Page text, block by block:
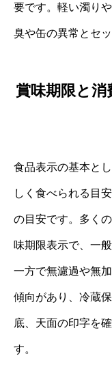
要です。軽い濁り
臭や缶の異常とセ
賞味期限と
食品表示の基本と
しく食べられる目
の目安です。多く
味期限表示で、一
一方で無濾過や無
傾向があり、冷蔵
底、天面の印字を
す。